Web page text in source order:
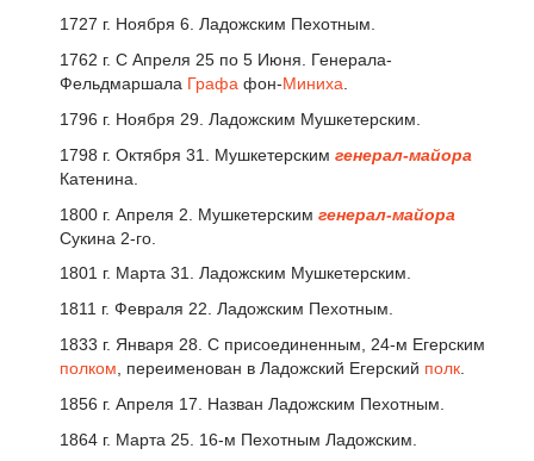
1727 г. Ноября 6. Ладожским Пехотным.
1762 г. С Апреля 25 по 5 Июня. Генерала-
Фельдмаршала Графа фон-Миниха
1796 г. Ноября 29. Ладожским Мушкетерским.
1798 г. Октября 31. Мушкетерским генерал-майора
Катенина.
1800 г. Апреля 2. Мушкетерским генерал-майора
Сукина 2-го.
1801 г. Марта 31. Ладожским Мушкетерским.
1811 г. Февраля 22. Ладожским Пехотным.
1833 г. Января 28. С присоединенным, 24-м Егерским
полком , переименован в Ладожский Егерский полк
1856 г. Апреля 17. Назван Ладожским Пехотным.
1864 г. Марта 25. 16-м Пехотным Ладожским.